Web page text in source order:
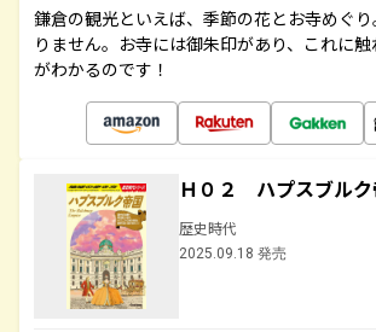
鎌倉の観光といえば、季節の花とお寺めぐ
りません。お寺には御朱印があり、これに
がわかるのです！
Ｈ０２ ハプスブルク
歴史時代
2025.09.18 発売